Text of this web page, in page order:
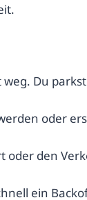
Du
oder
oder den
ein